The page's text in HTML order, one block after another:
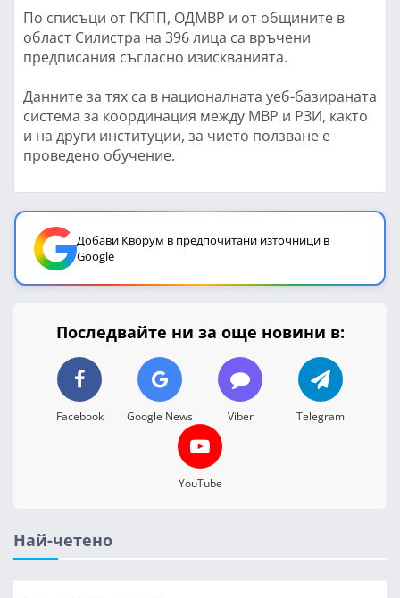
По списъци от ГКПП, ОДМВР и от общините в
област Силистра на 396 лица са връчени
предписания съгласно изискванията.
Данните за тях са в националната уеб-базираната
система за координация между МВР и РЗИ, както
и на други институции, за чието ползване е
проведено обучение.
Добави Кворум в предпочитани източници в
Google
Последвайте ни за още новини в:
Facebook Google News Viber Telegram
YouTube
Най-четено